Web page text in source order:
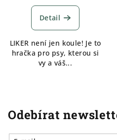
Detail
LIKER není jen koule! Je to
hračka pro psy, kterou si
vy a váš...
Odebírat